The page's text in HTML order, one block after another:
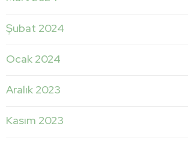
Şubat 2024
Ocak 2024
Aralık 2023
Kasım 2023